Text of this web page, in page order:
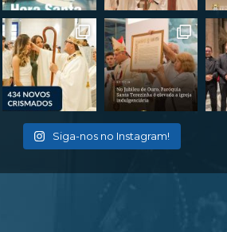
Siga-nos no Instagram!